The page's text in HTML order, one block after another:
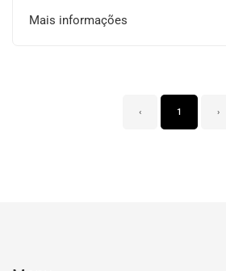
Mais informações
‹ 1 ›